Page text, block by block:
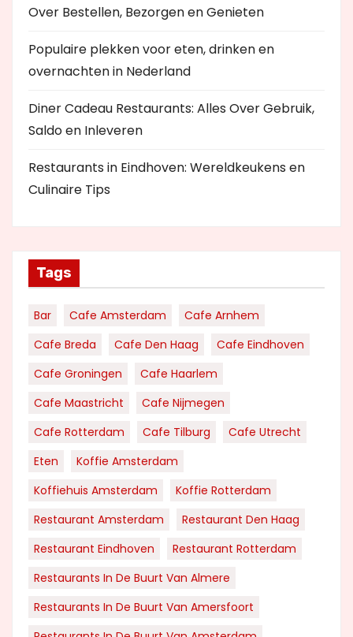
Over Bestellen, Bezorgen en Genieten
Populaire plekken voor eten, drinken en
overnachten in Nederland
Diner Cadeau Restaurants: Alles Over Gebruik,
Saldo en Inleveren
Restaurants in Eindhoven: Wereldkeukens en
Culinaire Tips
Tags
Bar Cafe Amsterdam
Cafe Arnhem
Cafe Breda
Cafe Den Haag
Cafe Eindhoven
Cafe Groningen
Cafe Haarlem
Cafe Maastricht
Cafe Nijmegen
Cafe Rotterdam
Cafe Tilburg
Cafe Utrecht
Eten
Koffie Amsterdam
Koffiehuis Amsterdam
Koffie Rotterdam
Restaurant Amsterdam
Restaurant Den Haag
Restaurant Eindhoven
Restaurant Rotterdam
Restaurants In De Buurt Van Almere
Restaurants In De Buurt Van Amersfoort